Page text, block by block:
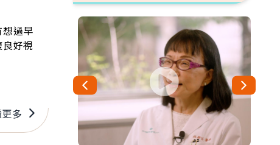
過早
好視
多